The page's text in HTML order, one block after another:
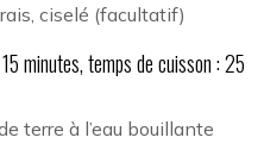
ciselé (facultatif)
minutes, temps de cuisson : 25
terre à l’eau bouillante